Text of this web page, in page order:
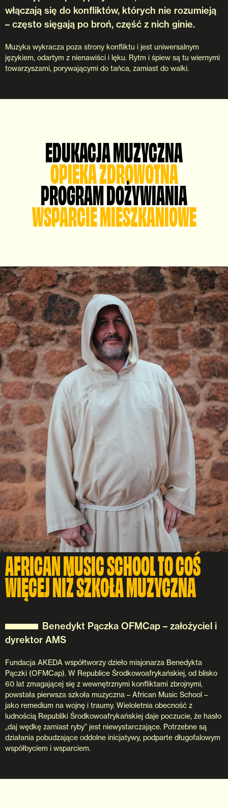
włączają się do konfliktów, których nie rozumieją
– często sięgają po broń, część z nich ginie.
Muzyka wykracza poza strony konfliktu i jest uniwersalnym
językiem, odartym z nienawiści i lęku. Rytm i śpiew są tu wiernymi
towarzyszami, porywającymi do tańca, zamiast do walki.
EDUKACJA MUZYCZNA
OPIEKA ZDROWOTNA
PROGRAM DOŻYWIANIA
WSPARCIE MIESZKANIOWE
AFRICAN MUSIC SCHOOL TO COŚ
WIĘCEJ NIŻ SZKOŁA MUZYCZNA
Benedykt Pączka OFMCap – założyciel i
dyrektor AMS
Fundacja AKEDA współtworzy dzieło misjonarza Benedykta
Pączki (OFMCap). W Republice Środkowoafrykańskiej, od blisko
60 lat zmagającej się z wewnętrznymi konfliktami zbrojnymi,
powstała pierwsza szkoła muzyczna – African Music School –
jako remedium na wojnę i traumy. Wieloletnia obecność z
ludnością Republiki Środkowoafrykańskiej daje poczucie, że hasło
„daj wędkę zamiast ryby” jest niewystarczające. Potrzebne są
działania pobudzające oddolne inicjatywy, podparte długofalowym
współbyciem i wsparciem.